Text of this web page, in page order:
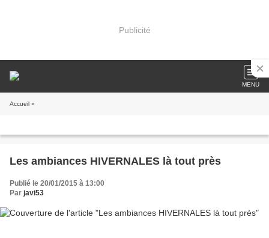
Publicité
MENU
Accueil »
Les ambiances HIVERNALES là tout près
Publié le 20/01/2015 à 13:00
Par javi53